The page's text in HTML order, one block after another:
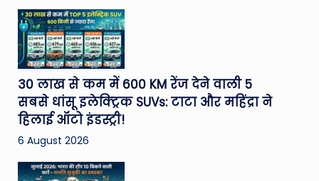
30 लाख से कम में 600 KM रेंज देने वाली 5
सबसे धांसू इलेक्ट्रिक SUVs: टाटा और महिंद्रा ने
हिलाई ऑटो इंडस्ट्री!
6 August 2026